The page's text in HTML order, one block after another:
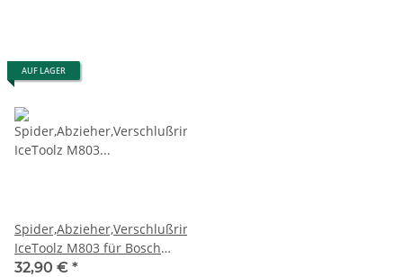
AUF LAGER
Spider,Abzieher,Verschlußringl
IceToolz M803 für Bosch
Gen.3+4+Kurbelabzieher
32,90 € *